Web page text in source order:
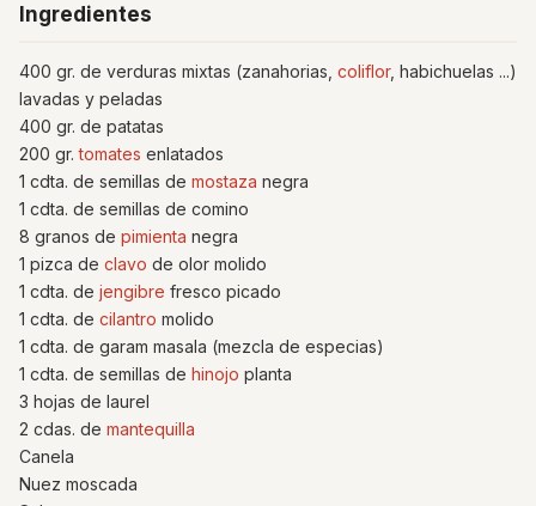
Ingredientes
400 gr. de verduras mixtas (zanahorias, coliflor, habichuelas ...)
lavadas y peladas
400 gr. de patatas
200 gr.tomates enlatados
1 cdta. de semillas de mostaza negra
1 cdta. de semillas de comino
8 granos de pimienta negra
1 pizca de clavo de olor molido
1 cdta. de jengibre fresco picado
1 cdta. de cilantro molido
1 cdta. de garam masala (mezcla de especias)
1 cdta. de semillas de hinojo planta
3 hojas de laurel
2 cdas. de mantequilla
Canela
Nuez moscada